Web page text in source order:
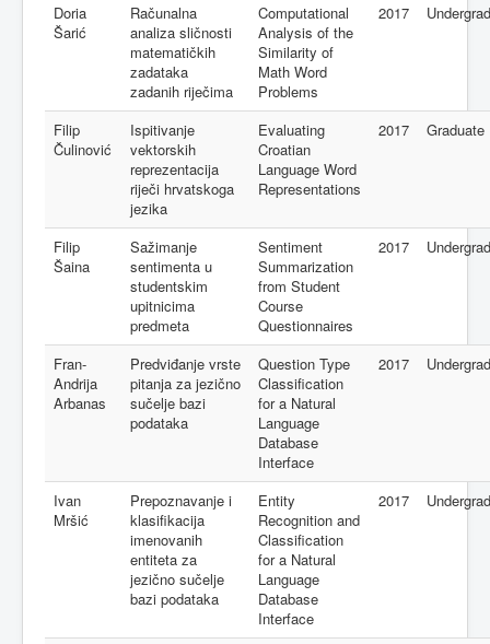
Doria
Šarić
Računalna
analiza sličnosti
matematičkih
zadataka
zadanih riječima
Computational
Analysis of the
Similarity of
Math Word
Problems
2017
Filip
Čulinović
Ispitivanje
vektorskih
reprezentacija
riječi hrvatskoga
jezika
Evaluating
Croatian
Language Word
Representations
2017 Graduate
Filip
Šaina
Sažimanje
sentimenta u
studentskim
upitnicima
predmeta
Sentiment
Summarization
from Student
Course
Questionnaires
2017
Fran-
Andrija
Arbanas
Predviđanje vrste
pitanja za jezično
sučelje bazi
podataka
Question Type
Classification
for a Natural
Language
Database
Interface
2017
Ivan
Mršić
Prepoznavanje i
klasifikacija
imenovanih
entiteta za
jezično sučelje
bazi podataka
Entity
Recognition and
Classification
for a Natural
Language
Database
Interface
2017